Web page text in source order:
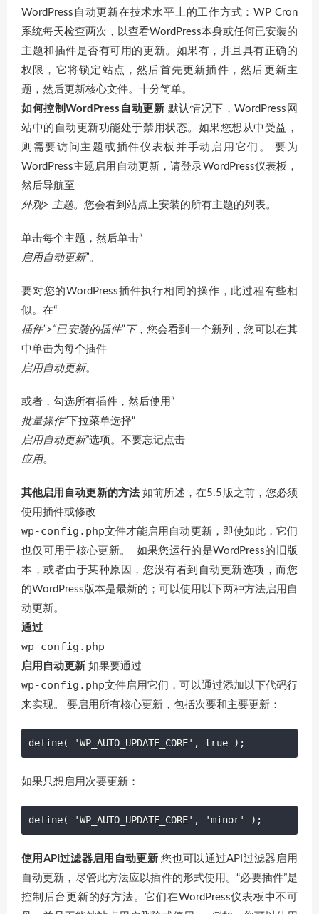
WordPress自动更新在技术水平上的工作方式：WP Cron
系统每天检查两次，以查看WordPress本身或任何已安装的
主题和插件是否有可用的更新。如果有，并且具有正确的
权限，它将锁定站点，然后首先更新插件，然后更新主
题，然后更新核心文件。十分简单。
如何控制WordPress自动更新 默认情况下，WordPress网
站中的自动更新功能处于禁用状态。如果您想从中受益，
则需要访问主题或插件仪表板并手动启用它们。 要为
WordPress主题启用自动更新，请登录WordPress仪表板，
然后导航至
外观> 主题。您会看到站点上安装的所有主题的列表。
单击每个主题，然后单击“
启用自动更新”。
要对您的WordPress插件执行相同的操作，此过程有些相
似。在“
插件”>“已安装的插件”下 ，您会看到一个新列，您可以在其
中单击为每个插件
启用自动更新。
或者，勾选所有插件，然后使用“
批量操作” 下拉菜单选择“
启用自动更新”选项。不要忘记点击
应用。
其他启用自动更新的方法如前所述，在5.5版之前，您必须
使用插件或修改
wp-config.php文件才能启用自动更新，即使如此，它们
也仅可用于核心更新。 如果您运行的是WordPress的旧版
本，或者由于某种原因，您没有看到自动更新选项，而您
的WordPress版本是最新的；可以使用以下两种方法启用自
动更新。
通过
wp-config.php
启用自动更新 如果要通过
wp-config.php文件启用它们，可以通过添加以下代码行
来实现。 要启用所有核心更新，包括次要和主要更新：
define( 'WP_AUTO_UPDATE_CORE', true );
如果只想启用次要更新：
define( 'WP_AUTO_UPDATE_CORE', 'minor' );
使用API​​过滤器启用自动更新 您也可以通过API过滤器启用
自动更新，尽管此方法应以插件的形式使用。“必要插件”是
控制后台更新的好方法。它们在WordPress仪表板中不可